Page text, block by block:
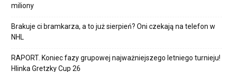
miliony
Brakuje ci bramkarza, a to już sierpień? Oni czekają na telefon w
NHL
RAPORT. Koniec fazy grupowej najważniejszego letniego turnieju!
Hlinka Gretzky Cup 26